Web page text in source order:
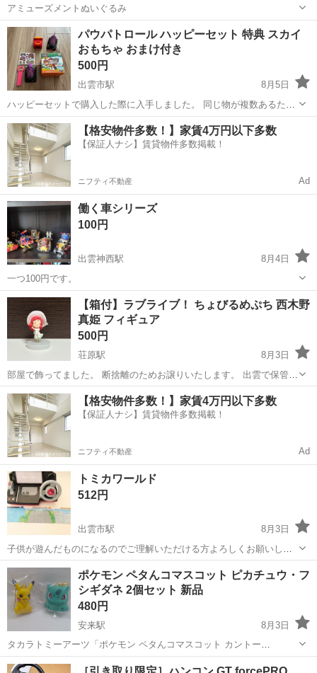
アミューズメントぬいぐるみ
島根 出雲市 雲州平田駅 おもちゃ イーブイ
パウパトロール ハッピーセット 特典 スカイ
おもちゃ おまけ付き
500円
出雲市駅
8月5日
ハッピーセットで購入した際に入手しました。 同じ物が複数あるため
出品します。 内容物 ・スカイフィギュア（未使用箱付×1、箱無し使
用済み×1） ・特典（クレヨンしんちゃんフィギュア）
島根 出雲市 出雲市駅 フィギュア
【格安物件多数！】家賃4万円以下多数
【保証人ナシ】賃貸物件多数掲載！
ニフティ不動産 Ad
働く車シリーズ
100円
出雲神西駅
8月4日
一つ100円です。
島根 出雲市 出雲神西駅 フィギュア
【箱付】ラブライブ！ ちょびるめぷち 西木野
真姫 フィギュア
500円
荘原駅
8月3日
部屋で飾ってました。 断捨離のためお譲りいたします。 出雲で保管し
ておりますが松江在住のためお渡し日、お渡し場所は要相談でm(_ _)m
島根 出雲市 荘原駅 フィギュア ラブライブ
【格安物件多数！】家賃4万円以下多数
【保証人ナシ】賃貸物件多数掲載！
ニフティ不動産 Ad
トミカワールド
512円
出雲市駅
8月3日
子供が遊んだものになるのでご理解いただける方よろしくお願いしま
す！
島根 出雲市
ポケモン ペタんコマスコット ピカチュウ・フ
シギダネ 2個セット 新品
480円
安来駅
8月3日
タカラトミーアーツ「ポケモン ペタんコマスコット カントー
SPECIAL」のガチャガチャです。 ・ピカチュウ ・フシギダネ 2個セ
島根 安来市 安来駅 おもちゃ